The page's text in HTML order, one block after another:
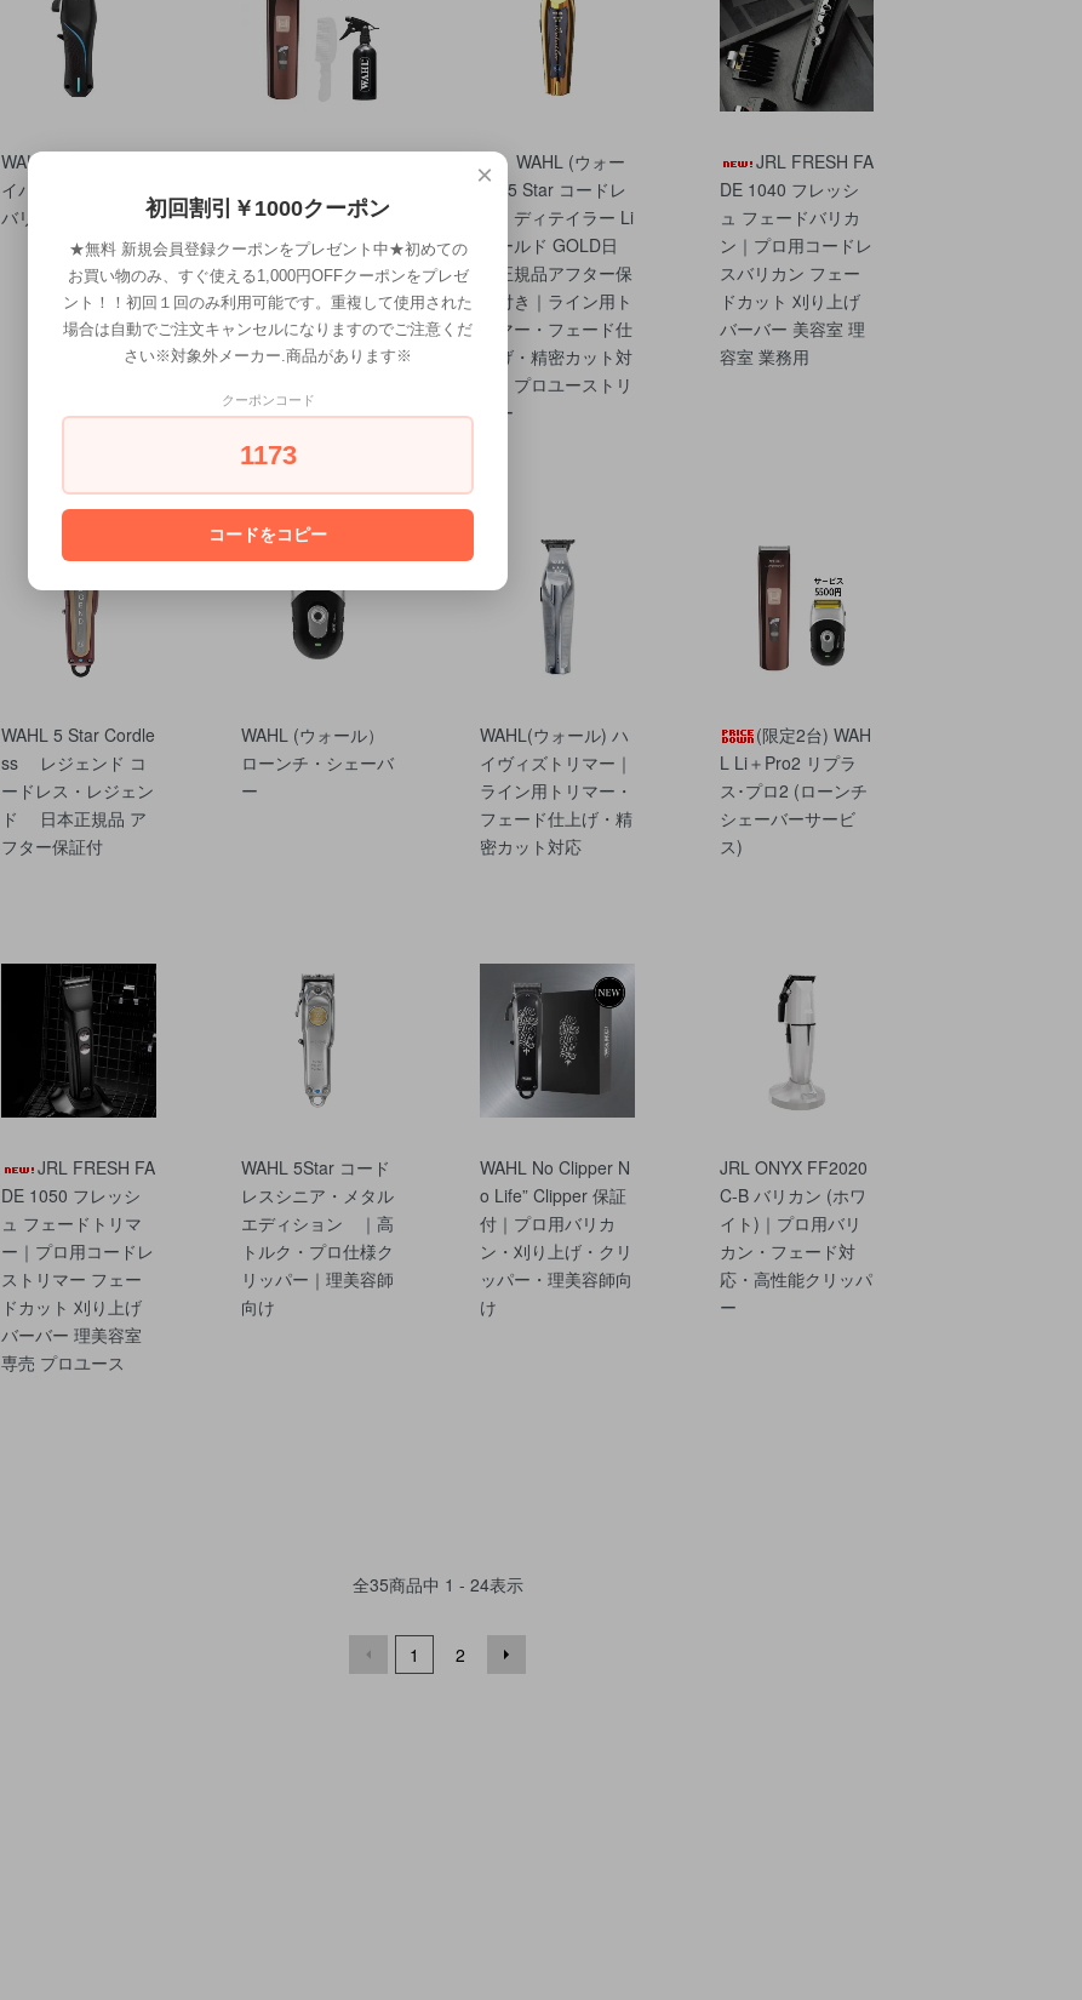
WAHL Vapor (ヴェ
イパー)コードレス
バリカン
ス･プロ2 (4950円分
サービス)
WAHL (ウォー
ル) 5 Star コードレ
ス・ディテイラー Li
ゴールド GOLD日
本正規品アフター保
証付き｜ライン用ト
リマー・フェード仕
上げ・精密カット対
応・プロユーストリ
マー
JRL FRESH FA
DE 1040 フレッシ
ュ フェードバリカ
ン｜プロ用コードレ
スバリカン フェー
ドカット 刈り上げ
バーバー 美容室 理
容室 業務用
WAHL 5 Star Cordle
ss レジェンド コ
ードレス・レジェン
ド 日本正規品 ア
フター保証付
WAHL (ウォール）
ローンチ・シェーバ
ー
WAHL(ウォール) ハ
イヴィズトリマー｜
ライン用トリマー・
フェード仕上げ・精
密カット対応
(限定2台) WAH
L Li＋Pro2 リプラ
ス･プロ2 (ローンチ
シェーバーサービ
ス)
JRL FRESH FA
DE 1050 フレッシ
ュ フェードトリマ
ー｜プロ用コードレ
ストリマー フェー
ドカット 刈り上げ
バーバー 理美容室
専売 プロユース
WAHL 5Star コード
レスシニア・メタル
エディション ｜高
トルク・プロ仕様ク
リッパー｜理美容師
向け
WAHL No Clipper N
o Life” Clipper 保証
付｜プロ用バリカ
ン・刈り上げ・クリ
ッパー・理美容師向
け
JRL ONYX FF2020
C-B バリカン (ホワ
イト)｜プロ用バリ
カン・フェード対
応・高性能クリッパ
ー
全35商品中 1 - 24表示
1 2
×
初回割引￥1000クーポン
★無料 新規会員登録クーポンをプレゼント中★初めての
お買い物のみ、すぐ使える1,000円OFFクーポンをプレゼ
ント！！初回１回のみ利用可能です。重複して使用された
場合は自動でご注文キャンセルになりますのでご注意くだ
さい※対象外メーカー.商品があります※
クーポンコード
1173
コードをコピー